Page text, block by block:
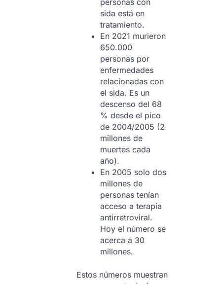
sida está en
tratamiento.
En 2021 murieron
650.000
personas por
enfermedades
relacionadas con
el sida. Es un
descenso del 68
% desde el pico
de 2004/2005 (2
millones de
muertes cada
año).
En 2005 solo dos
millones de
personas tenían
acceso a terapia
antirretroviral.
Hoy el número se
acerca a 30
millones.
Estos números muestran